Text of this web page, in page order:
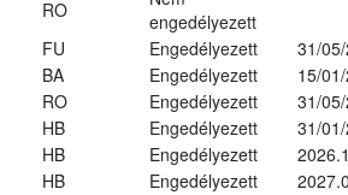
RO
engedélyezett
FU Engedélyezett
31/
BA Engedélyezett
15/
RO Engedélyezett
31/
HB Engedélyezett
31/
HB Engedélyezett
HB Engedélyezett